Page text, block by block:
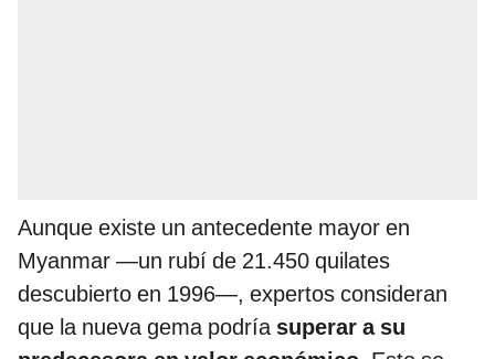
Aunque existe un antecedente mayor en
Myanmar —un rubí de 21.450 quilates
descubierto en 1996—, expertos consideran
que la nueva gema podría superar a su